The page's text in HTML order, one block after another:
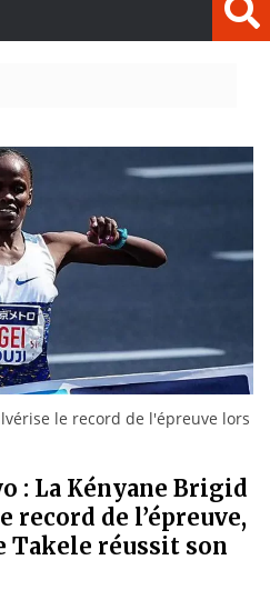
Côte
le record de l'épreuve lors
: La Kényane Brigid
record de l’épreuve,
Takele réussit son